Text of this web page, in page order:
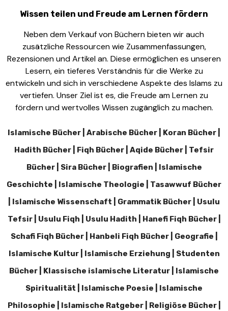
Wissen teilen und Freude am Lernen fördern
Neben dem Verkauf von Büchern bieten wir auch
zusätzliche Ressourcen wie Zusammenfassungen,
Rezensionen und Artikel an. Diese ermöglichen es unseren
Lesern, ein tieferes Verständnis für die Werke zu
entwickeln und sich in verschiedene Aspekte des Islams zu
vertiefen. Unser Ziel ist es, die Freude am Lernen zu
fördern und wertvolles Wissen zugänglich zu machen.
Islamische Bücher | Arabische Bücher | Koran Bücher |
Hadith Bücher | Fiqh Bücher | Aqide Bücher | Tefsir
Bücher | Sira Bücher | Biografien | Islamische
Geschichte | Islamische Theologie | Tasawwuf Bücher
| Islamische Wissenschaft | Grammatik Bücher | Usulu
Tefsir | Usulu Fiqh | Usulu Hadith | Hanefi Fiqh Bücher |
Schafi Fiqh Bücher | Hanbeli Fiqh Bücher | Geografie |
Islamische Kultur | Islamische Erziehung | Studenten
Bücher | Klassische islamische Literatur | Islamische
Spiritualität | Islamische Poesie | Islamische
Philosophie | Islamische Ratgeber | Religiöse Bücher |